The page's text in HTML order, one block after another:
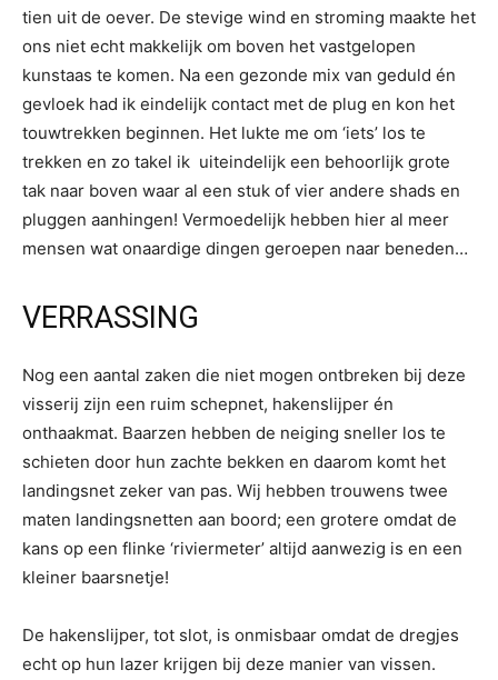
tien uit de oever. De stevige wind en stroming maakte het
ons niet echt makkelijk om boven het vastgelopen
kunstaas te komen. Na een gezonde mix van geduld én
gevloek had ik eindelijk contact met de plug en kon het
touwtrekken beginnen. Het lukte me om ‘iets’ los te
trekken en zo takel ik uiteindelijk een behoorlijk grote
tak naar boven waar al een stuk of vier andere shads en
pluggen aanhingen! Vermoedelijk hebben hier al meer
mensen wat onaardige dingen geroepen naar beneden…
VERRASSING
Nog een aantal zaken die niet mogen ontbreken bij deze
visserij zijn een ruim schepnet, hakenslijper én
onthaakmat. Baarzen hebben de neiging sneller los te
schieten door hun zachte bekken en daarom komt het
landingsnet zeker van pas. Wij hebben trouwens twee
maten landingsnetten aan boord; een grotere omdat de
kans op een flinke ‘riviermeter’ altijd aanwezig is en een
kleiner baarsnetje!
De hakenslijper, tot slot, is onmisbaar omdat de dregjes
echt op hun lazer krijgen bij deze manier van vissen.